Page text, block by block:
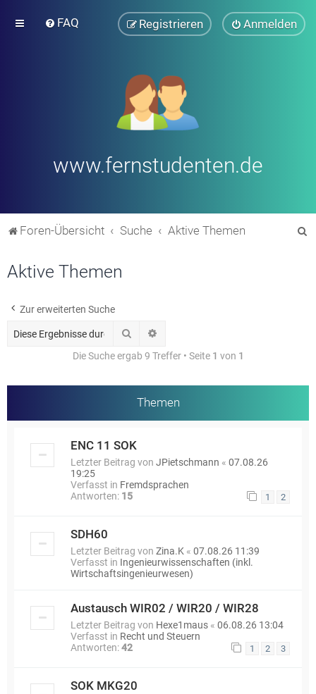
FAQ Anmelden
Registrieren
www.fernstudenten.de
Foren-Übersicht Suche Aktive Themen
Aktive Themen
Zur erweiterten Suche
Suche
Die Suche ergab 9 Treffer • Seite 1 von 1
Themen
ENC 11 SOK
Letzter Beitrag von JPietschmann « 07.08.26
19:25
Verfasst in Fremdsprachen
Antworten: 15 1 2
SDH60
Letzter Beitrag von Zina.K « 07.08.26 11:39
Verfasst in Ingenieurwissenschaften (inkl.
Wirtschaftsingenieurwesen)
Austausch WIR02 / WIR20 / WIR28
Letzter Beitrag von Hexe1maus « 06.08.26 13:04
Verfasst in Recht und Steuern
Antworten:42 1 2 3
SOK MKG20